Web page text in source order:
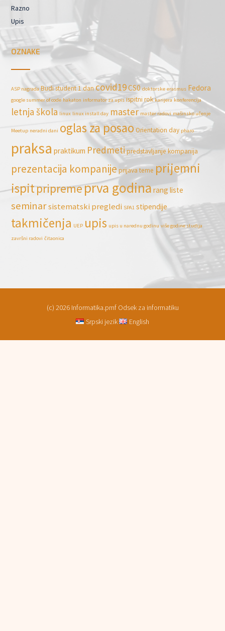
Razno
Upis
OZNAKE
ASP nagrada Budi student 1 dancovid19CS0 doktorske erasmus Fedora
google summer of code hakaton informator za upis ispitni rok karijera konferencija
letnja škola linux linux install day master master radovi mašinsko učenje
Meetup neradni dani oglas za posao Orientation day pharo
praksa praktikum Predmetipredstavljanje kompanija
prezentacija kompanije prijava teme prijemni
ispitpripremeprva godina rang liste
seminarsistematski pregledi SPA1 stipendije
takmičenja UEP upis upis u narednu godinu više godine studija
završni radovi čitaonica
(c) 2026 Informatika.pmf Odsek za informatiku
Srpski jezik
English